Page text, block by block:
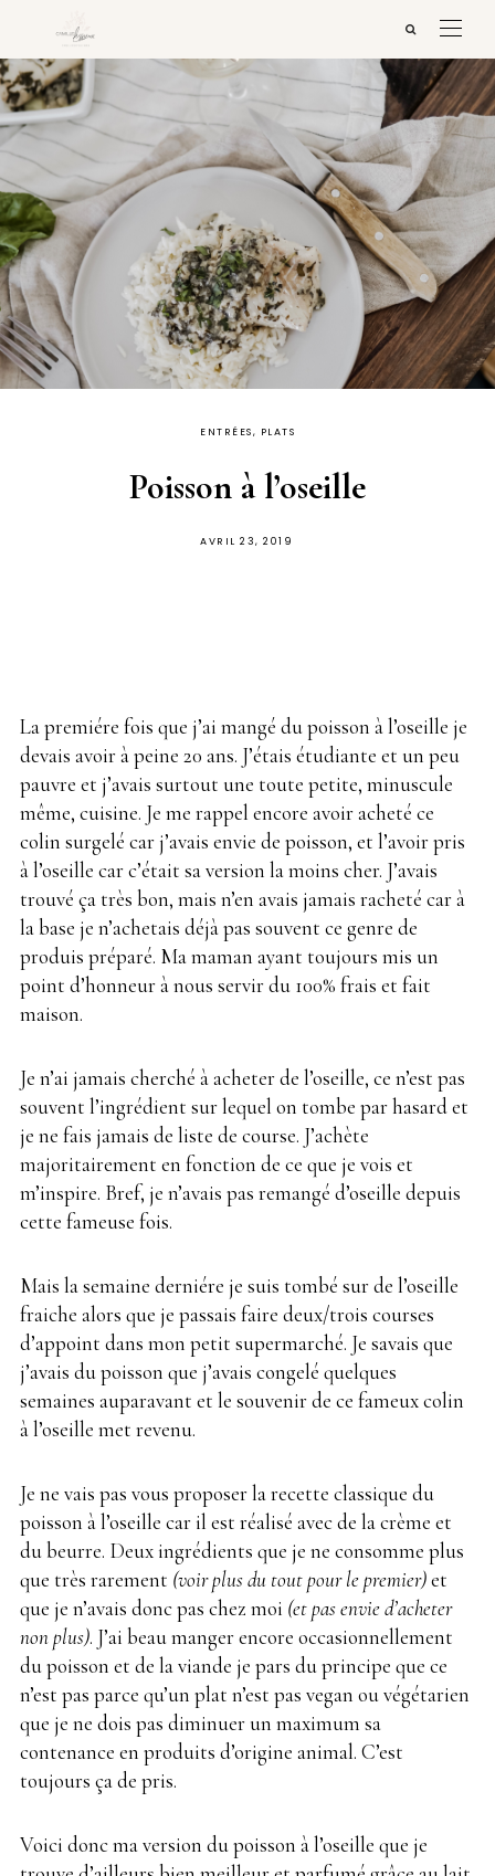
ENTRÉES, PLATS
Poisson à l’oseille
PUBLIÉ
AVRIL 23, 2019
La premiére fois que j’ai mangé du poisson à l’oseille je
devais avoir à peine 20 ans. J’étais étudiante et un peu
pauvre et j’avais surtout une toute petite, minuscule
même, cuisine. Je me rappel encore avoir acheté ce
colin surgelé car j’avais envie de poisson, et l’avoir pris
à l’oseille car c’était sa version la moins cher. J’avais
trouvé ça très bon, mais n’en avais jamais racheté car à
la base je n’achetais déjà pas souvent ce genre de
produis préparé. Ma maman ayant toujours mis un
point d’honneur à nous servir du 100% frais et fait
maison.
Je n’ai jamais cherché à acheter de l’oseille, ce n’est pas
souvent l’ingrédient sur lequel on tombe par hasard et
je ne fais jamais de liste de course. J’achète
majoritairement en fonction de ce que je vois et
m’inspire. Bref, je n’avais pas remangé d’oseille depuis
cette fameuse fois.
Mais la semaine derniére je suis tombé sur de l’oseille
fraiche alors que je passais faire deux/trois courses
d’appoint dans mon petit supermarché. Je savais que
j’avais du poisson que j’avais congelé quelques
semaines auparavant et le souvenir de ce fameux colin
à l’oseille met revenu.
Je ne vais pas vous proposer la recette classique du
poisson à l’oseille car il est réalisé avec de la crème et
du beurre. Deux ingrédients que je ne consomme plus
que très rarement (voir plus du tout pour le premier)et
que je n’avais donc pas chez moi (et pas envie d’acheter
non plus). J’ai beau manger encore occasionnellement
du poisson et de la viande je pars du principe que ce
n’est pas parce qu’un plat n’est pas vegan ou végétarien
que je ne dois pas diminuer un maximum sa
contenance en produits d’origine animal. C’est
toujours ça de pris.
Voici donc ma version du poisson à l’oseille que je